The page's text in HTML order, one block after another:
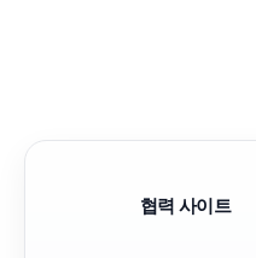
협력 사이트